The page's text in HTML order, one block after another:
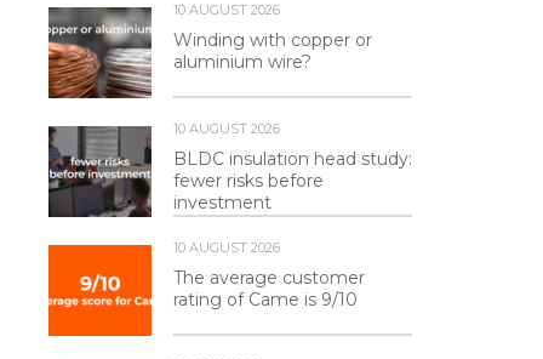
10 AUGUST 2026
Winding with copper or
aluminium wire?
10 AUGUST 2026
BLDC insulation head study:
fewer risks before
investment
10 AUGUST 2026
The average customer
rating of Came is 9/10